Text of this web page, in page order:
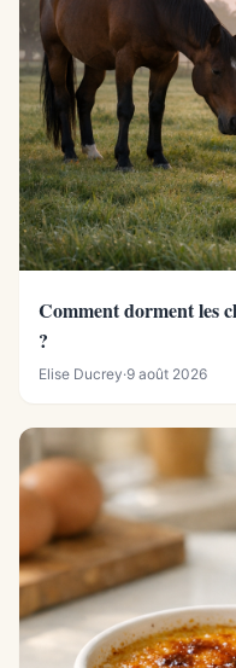
Comment dorment les
?
Elise Ducrey·9 août 2026